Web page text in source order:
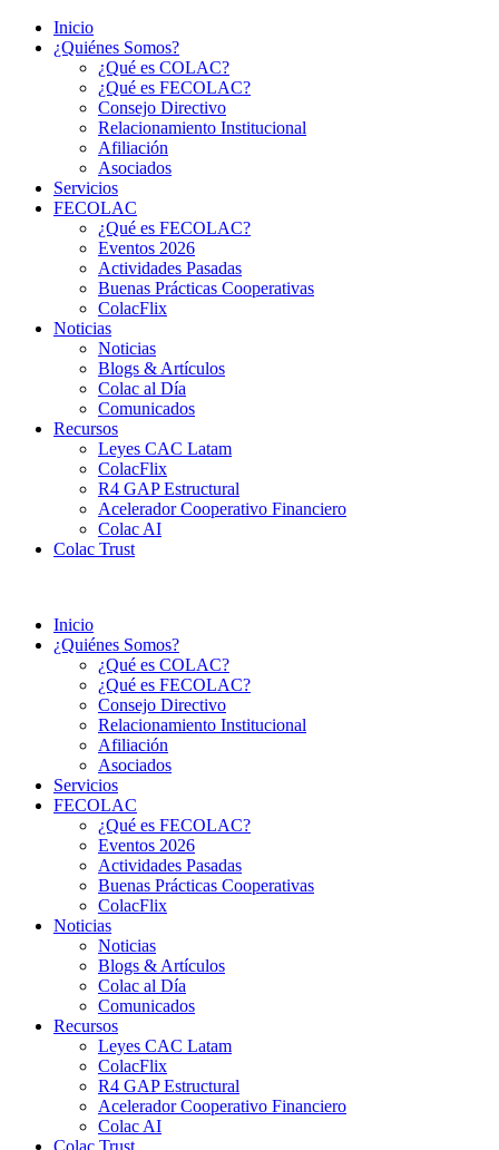
Inicio
¿Quiénes Somos?
¿Qué es COLAC?
¿Qué es FECOLAC?
Consejo Directivo
Relacionamiento Institucional
Afiliación
Asociados
Servicios
FECOLAC
¿Qué es FECOLAC?
Eventos 2026
Actividades Pasadas
Buenas Prácticas Cooperativas
ColacFlix
Noticias
Noticias
Blogs & Artículos
Colac al Día
Comunicados
Recursos
Leyes CAC Latam
ColacFlix
R4 GAP Estructural
Acelerador Cooperativo Financiero
Colac AI
Colac Trust
Inicio
¿Quiénes Somos?
¿Qué es COLAC?
¿Qué es FECOLAC?
Consejo Directivo
Relacionamiento Institucional
Afiliación
Asociados
Servicios
FECOLAC
¿Qué es FECOLAC?
Eventos 2026
Actividades Pasadas
Buenas Prácticas Cooperativas
ColacFlix
Noticias
Noticias
Blogs & Artículos
Colac al Día
Comunicados
Recursos
Leyes CAC Latam
ColacFlix
R4 GAP Estructural
Acelerador Cooperativo Financiero
Colac AI
Colac Trust